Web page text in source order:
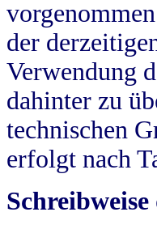
der
Verwendung
dahinter zu
technischen
erfolgt nach